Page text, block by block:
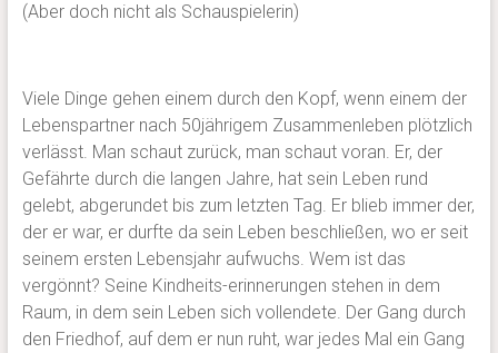
(Aber doch nicht als Schauspielerin)
Viele Dinge gehen einem durch den Kopf, wenn einem der
Lebenspartner nach 50jährigem Zusammenleben plötzlich
verlässt. Man schaut zurück, man schaut voran. Er, der
Gefährte durch die langen Jahre, hat sein Leben rund
gelebt, abgerundet bis zum letzten Tag. Er blieb immer der,
der er war, er durfte da sein Leben beschließen, wo er seit
seinem ersten Lebensjahr aufwuchs. Wem ist das
vergönnt? Seine Kindheits-erinnerungen stehen in dem
Raum, in dem sein Leben sich vollendete. Der Gang durch
den Friedhof, auf dem er nun ruht, war jedes Mal ein Gang